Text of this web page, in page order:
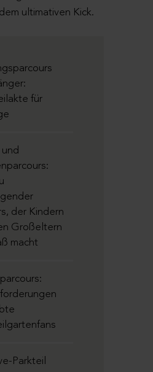
ultimativen Kick.
für
und
der Kindern
Großeltern
macht
Parkteil